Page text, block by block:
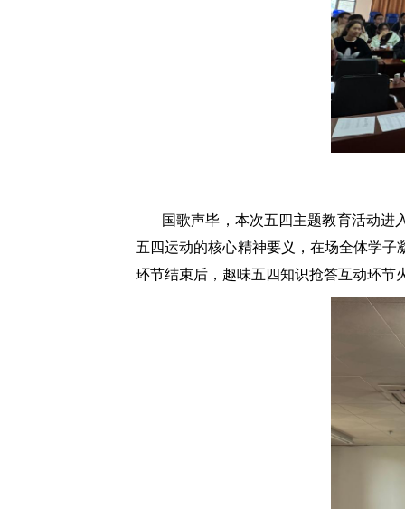
国歌声毕，本次五四主题教育活动进
五四运动的核心精神要义，在场全体学
环节结束后，趣味五四知识抢答互动环节